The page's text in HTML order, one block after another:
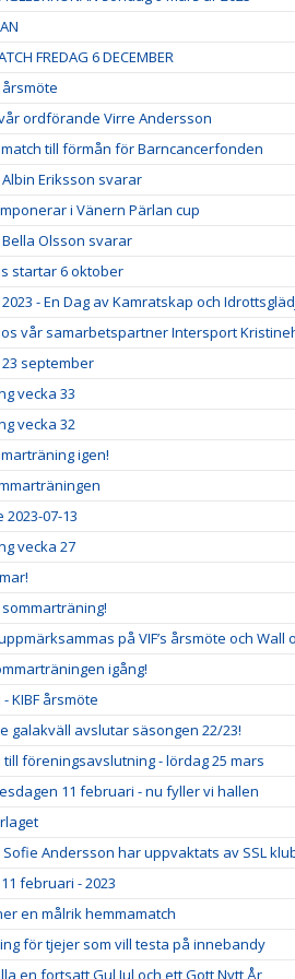
FREDAG 6 DECEMBER
ordförande Virre Andersson
till förmån för Barncancerfonden
Eriksson svarar
i Vänern Pärlan cup
Olsson svarar
startar 6 oktober
- En Dag av Kamratskap och
vår samarbetspartner Intersport
september
vecka 33
vecka 32
igen!
07-13
vecka 27
på VIF’s årsmöte och Wall
igång!
KIBF årsmöte
galakväll avslutar säsongen 22/23!
till föreningsavslutning - lördag 25 mars
11 februari - nu fyller vi hallen
Sofie Andersson har uppvaktats av SSL
februari - 2023
en målrik hemmamatch
för tjejer som vill testa på innebandy
en fortsatt Gul Jul och ett Gott Nytt År